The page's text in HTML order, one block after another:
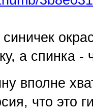
а спинка -
вполне
что это